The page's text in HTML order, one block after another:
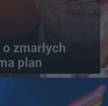
zmarłych
plan